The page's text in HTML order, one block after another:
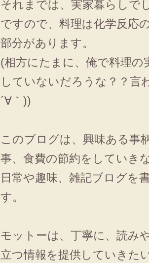
それまでは、実家暮らしで
ですので、料理は化学反応
部分があります。
(相方にたまに、俺で料理の
していないだろうな？？言
´∀｀))
このブログは、興味ある事
事、食費の節約をしていき
日常や趣味、雑記ブログを
す。
モットーは、丁寧に、読み
立つ情報を提供していきた